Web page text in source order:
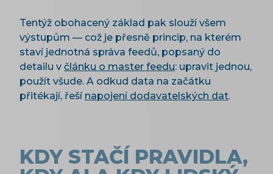
Tentýž obohacený základ pak slouží všem
výstupům — což je přesně princip, na kterém
staví jednotná správa feedů, popsaný do
detailu v článku o master feedu: upravit jednou,
použít všude. A odkud data na začátku
přitékají, řeší napojení dodavatelských dat.
KDY STAČÍ PRAVIDLA,